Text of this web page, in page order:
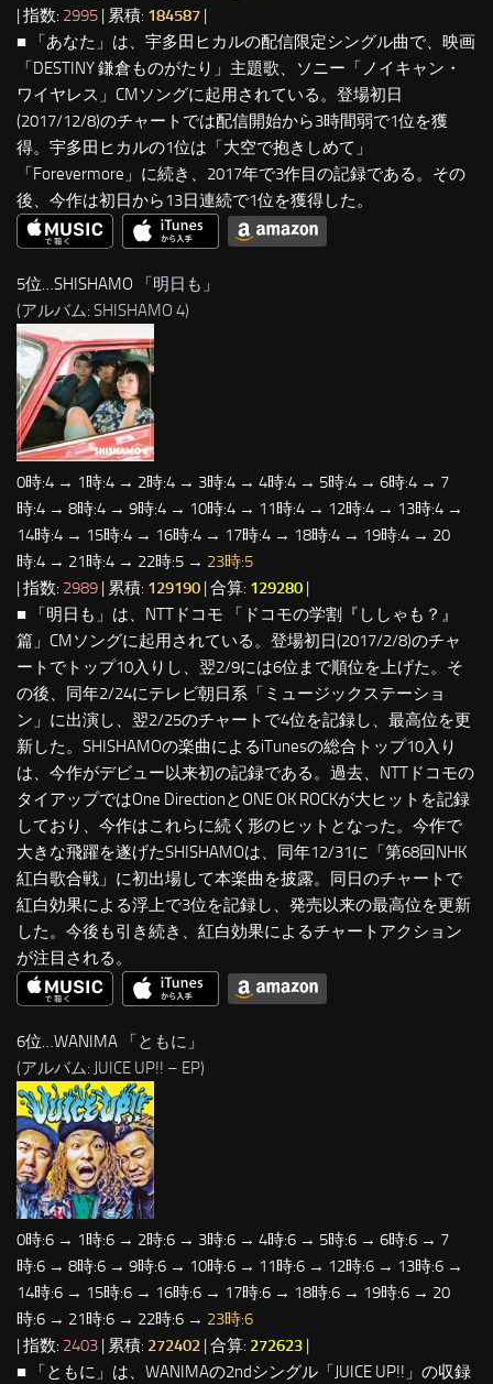
| 指数: 2995 | 累積: 184587 |
■ 「あなた」は、宇多田ヒカルの配信限定シングル曲で、映画
「DESTINY 鎌倉ものがたり」主題歌、ソニー「ノイキャン・
ワイヤレス」CMソングに起用されている。登場初日
(2017/12/8)のチャートでは配信開始から3時間弱で1位を獲
得。宇多田ヒカルの1位は「大空で抱きしめて」
「Forevermore」に続き、2017年で3作目の記録である。その
後、今作は初日から13日連続で1位を獲得した。
5位…SHISHAMO 「明日も 」
(アルバム: SHISHAMO 4)
0時:4 → 1時:4 → 2時:4 → 3時:4 → 4時:4 → 5時:4 → 6時:4 → 7
時:4 → 8時:4 → 9時:4 → 10時:4 → 11時:4 → 12時:4 → 13時:4 →
14時:4 → 15時:4 → 16時:4 → 17時:4 → 18時:4 → 19時:4 → 20
時:4 → 21時:4 → 22時:5 → 23時:5
| 指数: 2989 | 累積: 129190 | 合算: 129280 |
■ 「明日も」は、NTTドコモ 「ドコモの学割『ししゃも？』
篇」CMソングに起用されている。登場初日(2017/2/8)のチャ
ートでトップ10入りし、翌2/9には6位まで順位を上げた。そ
の後、同年2/24にテレビ朝日系「ミュージックステーショ
ン」に出演し、翌2/25のチャートで4位を記録し、最高位を更
新した。SHISHAMOの楽曲によるiTunesの総合トップ10入り
は、今作がデビュー以来初の記録である。過去、NTTドコモの
タイアップではOne DirectionとONE OK ROCKが大ヒットを記録
しており、今作はこれらに続く形のヒットとなった。今作で
大きな飛躍を遂げたSHISHAMOは、同年12/31に「第68回NHK
紅白歌合戦」に初出場して本楽曲を披露。同日のチャートで
紅白効果による浮上で3位を記録し、発売以来の最高位を更新
した。今後も引き続き、紅白効果によるチャートアクション
が注目される。
6位…WANIMA 「 ともに 」
(アルバム: JUICE UP!! – EP)
0時:6 → 1時:6 → 2時:6 → 3時:6 → 4時:6 → 5時:6 → 6時:6 → 7
時:6 → 8時:6 → 9時:6 → 10時:6 → 11時:6 → 12時:6 → 13時:6 →
14時:6 → 15時:6 → 16時:6 → 17時:6 → 18時:6 → 19時:6 → 20
時:6 → 21時:6 → 22時:6 → 23時:6
| 指数: 2403 | 累積: 272402 | 合算: 272623
■ 「ともに」は、WANIMAの2ndシングル「JUICE UP!!」の収録